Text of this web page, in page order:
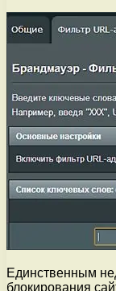
Единственным
блокирования